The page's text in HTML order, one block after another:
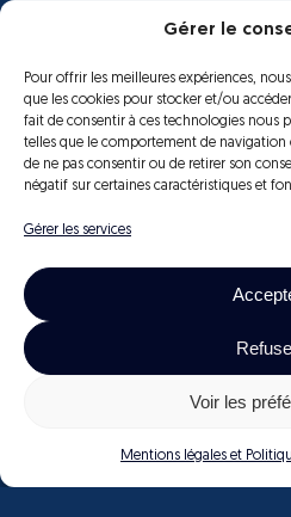
Gérer le
Pour offrir les meilleures expériences,
que les cookies pour stocker et/ou
fait de consentir à ces technologies nous
telles que le comportement de navigation
de ne pas consentir ou de retirer son
négatif sur certaines caractéristiques et
Gérer les services
Voir les
Mentions légales et
Réseaux sociaux
FacebookInstagramYoutube
2025 ©